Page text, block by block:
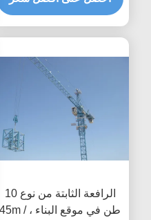
الرافعة الثابتة من نوع 10
طن في موقع البناء ، 45m /